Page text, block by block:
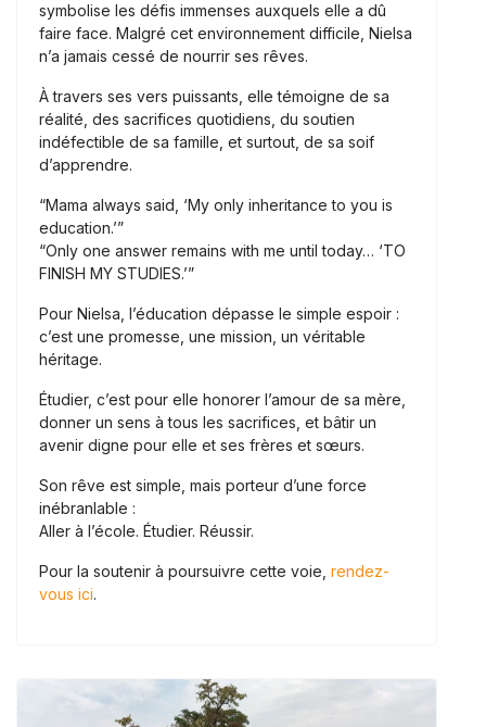
symbolise les défis immenses auxquels elle a dû
faire face. Malgré cet environnement difficile, Nielsa
n’a jamais cessé de nourrir ses rêves.
À travers ses vers puissants, elle témoigne de sa
réalité, des sacrifices quotidiens, du soutien
indéfectible de sa famille, et surtout, de sa soif
d’apprendre.
“Mama always said, ‘My only inheritance to you is
education.’”
“Only one answer remains with me until today… ‘TO
FINISH MY STUDIES.’”
Pour Nielsa, l’éducation dépasse le simple espoir :
c’est une promesse, une mission, un véritable
héritage.
Étudier, c’est pour elle honorer l’amour de sa mère,
donner un sens à tous les sacrifices, et bâtir un
avenir digne pour elle et ses frères et sœurs.
Son rêve est simple, mais porteur d’une force
inébranlable :
Aller à l’école. Étudier. Réussir.
Pour la soutenir à poursuivre cette voie, rendez-
vous ici.